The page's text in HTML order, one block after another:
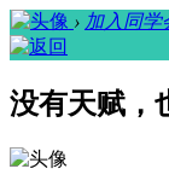
› 加入同学
没有天赋，